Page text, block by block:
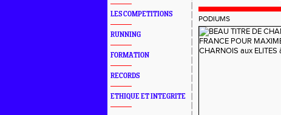
LES COMPETITIONS
RUNNING
FORMATION
RECORDS
ETHIQUE ET INTEGRITE
PODIUMS